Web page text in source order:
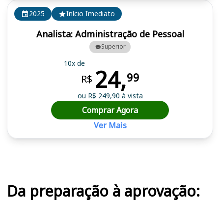
2025 Início Imediato
Analista: Administração de Pessoal
Superior
10x de
R$ 24,99
ou R$ 249,90 à vista
Comprar Agora
Ver Mais
Da preparação à aprovação: